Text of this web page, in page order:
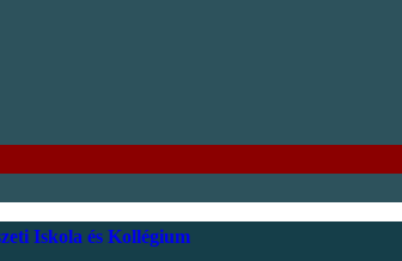
Iskola és Kollégium